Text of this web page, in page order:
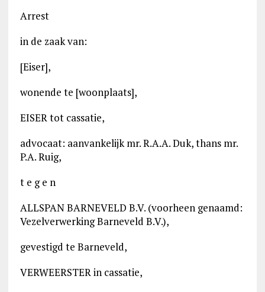
Arrest
in de zaak van:
[Eiser],
wonende te [woonplaats],
EISER tot cassatie,
advocaat: aanvankelijk mr. R.A.A. Duk, thans mr.
P.A. Ruig,
t e g e n
ALLSPAN BARNEVELD B.V. (voorheen genaamd:
Vezelverwerking Barneveld B.V.),
gevestigd te Barneveld,
VERWEERSTER in cassatie,